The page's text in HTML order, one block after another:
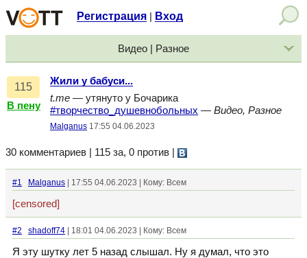
Регистрация Вход
Видео | Разное
115
В пену
Жили у бабуси...
t.me — утянуто у Бочарика
#творчество_душевнобольных — Видео, Разное
Malganus 17:55 04.06.2023
30 комментариев | 115 за, 0 против
#1 Malganus | 17:55 04.06.2023 | Кому: Всем
[censored]
#2 shadoff74 | 18:01 04.06.2023 | Кому: Всем
Я эту шутку лет 5 назад слышал. Ну я думал, что это